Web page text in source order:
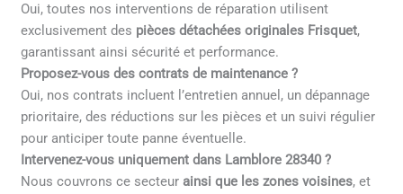
Oui, toutes nos interventions de réparation utilisent
exclusivement des pièces détachées originales Frisquet,
garantissant ainsi sécurité et performance.
Proposez-vous des contrats de maintenance ?
Oui, nos contrats incluent l’entretien annuel, un dépannage
prioritaire, des réductions sur les pièces et un suivi régulier
pour anticiper toute panne éventuelle.
Intervenez-vous uniquement dans Lamblore 28340 ?
Nous couvrons ce secteur ainsi que les zones voisines, et